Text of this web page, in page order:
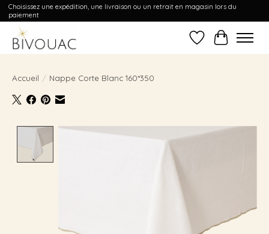
Choisissez une expédition, une livraison ou un retrait en magasin lors du
paiement
Liste dePanier
Accueil / Nappe Corte Blanc 160*350
Product image slideshow Items